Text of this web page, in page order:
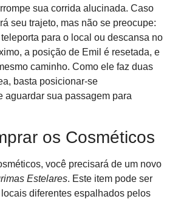
sua corrida alucinada. Caso
seu trajeto, mas não se preocupe:
para o local ou descansa no
a posição de Emil é resetada, e
caminho. Como ele faz duas
basta posicionar-se
aguardar sua passagem para
os Cosméticos
você precisará de um novo
Estelares. Este item pode ser
diferentes espalhados pelos